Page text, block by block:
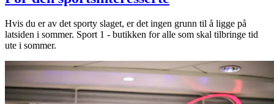
Hvis du er av det sporty slaget, er det ingen grunn til å ligge på
latsiden i sommer. Sport 1 - butikken for alle som skal tilbringe tid
ute i sommer.